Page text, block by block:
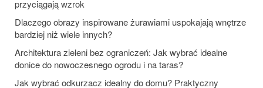
przyciągają wzrok
Dlaczego obrazy inspirowane żurawiami uspokajają wnętrze
bardziej niż wiele innych?
Architektura zieleni bez ograniczeń: Jak wybrać idealne
donice do nowoczesnego ogrodu i na taras?
Jak wybrać odkurzacz idealny do domu? Praktyczny